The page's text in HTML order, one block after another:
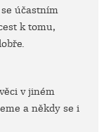
účastním
k tomu,
v jiném
a někdy se i